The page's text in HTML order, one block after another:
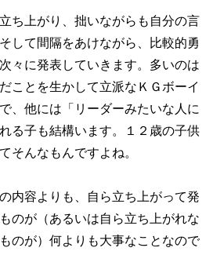
ち上がり、拙いながらも自分の言
して間隔をあけながら、比較的勇
々に発表していきます。多いのは
ことを生かして立派なＫＧボーイ
、他には「リーダーみたいな人に
る子も結構います。１２歳の子供
そんなもんですよね。
内容よりも、自ら立ち上がって発
のが（あるいは自ら立ち上がれな
のが）何よりも大事なことなので